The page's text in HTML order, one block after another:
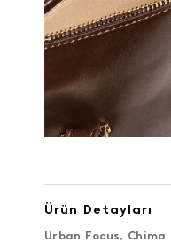
Ürün Detayları
Urban Focus,